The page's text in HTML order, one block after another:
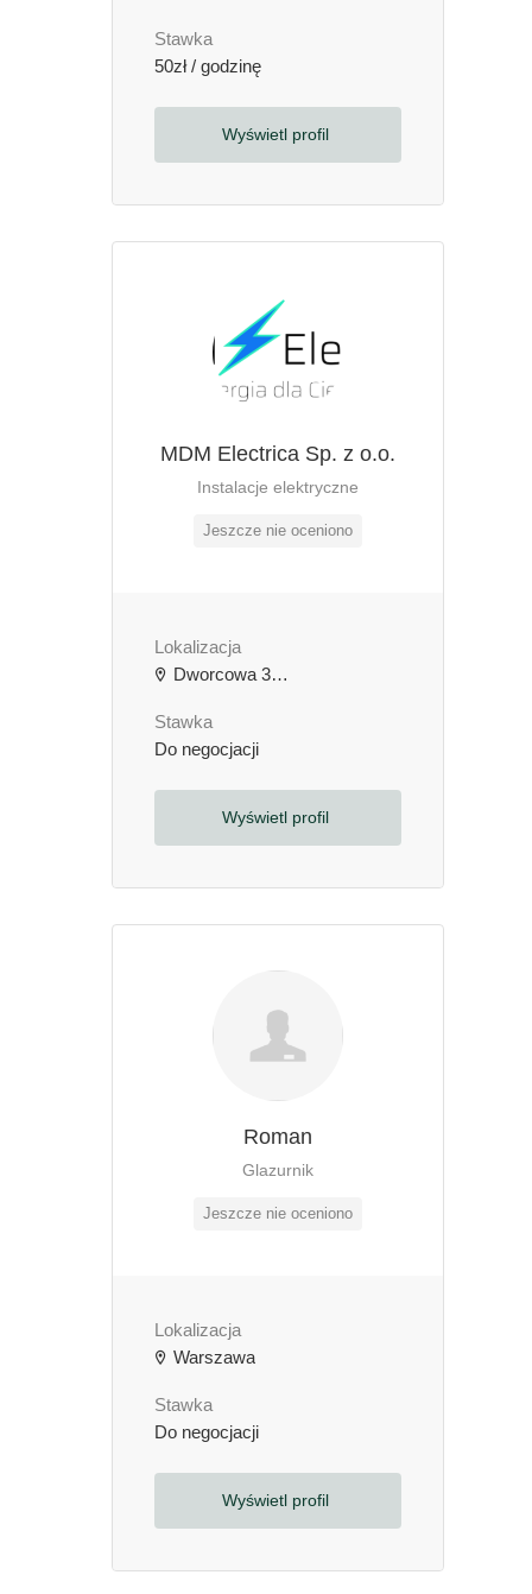
Stawka
50zł / godzinę
Wyświetl profil
MDM Electrica Sp. z o.o.
Instalacje elektryczne
Jeszcze nie oceniono
Lokalizacja
Dworcowa 3b, 64-000 Kościan, Polska
Stawka
Do negocjacji
Wyświetl profil
Roman
Glazurnik
Jeszcze nie oceniono
Lokalizacja
Warszawa
Stawka
Do negocjacji
Wyświetl profil